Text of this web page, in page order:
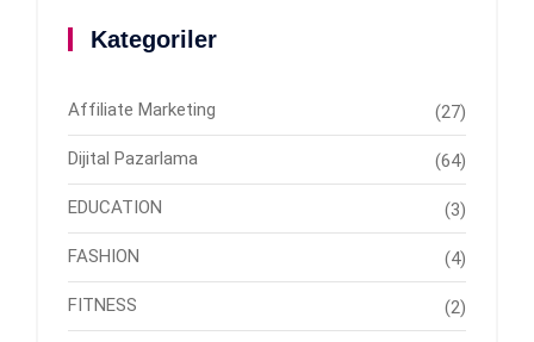
Kategoriler
Affiliate Marketing (27)
Dijital Pazarlama (64)
EDUCATION (3)
FASHION (4)
FITNESS (2)